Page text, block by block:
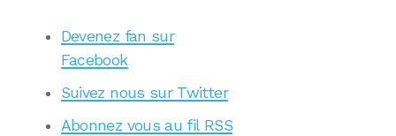
Devenez fan sur
Facebook
Suivez nous sur Twitter
Abonnez vous au fil RSS